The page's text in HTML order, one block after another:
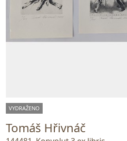
VYDRAŽENO
Tomáš Hřivnáč